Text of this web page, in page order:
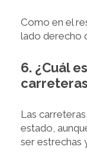
Como en el
lado derecho
6. ¿Cuál
Las
estado,
ser estrechas